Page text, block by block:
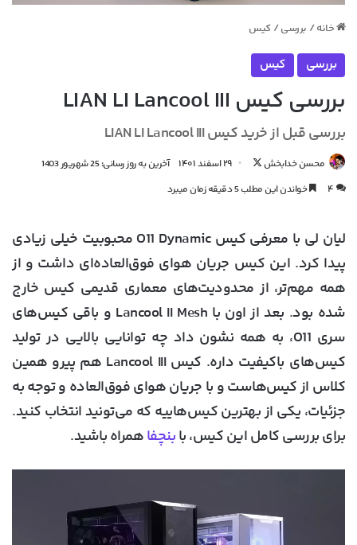
خانه / بررسی / کیس
بررسی کیس
بررسی کیس LIAN LI Lancool III
بررسی قبل از خرید کیس LIAN LI Lancool III
محسن خدابخش
دنبال
کردن
۲۹ اسفند ۱۴۰۱
آخرین به روز رسانی: 25 شهریور 1403
۴
خواندن این مطلب 5 دقیقه زمان میبرد
لیان لی با معرفی کیس O11 Dynamic محبوبیت خیلی زیادی
پیدا کرد. این کیس جریان هوای فوق‌العاده‌ای داشت و از
همه مهم‌تر، از محدودیت‌های معماری قدیمی کیس خارج
شده بود. بعد از اون با Lancool II Mesh و باقی کیس‌های
سری O11، به همه نشون داد چه توانایی بالایی در تولید
کیس‌های باکیفیت داره. کیس Lancool III هم پیرو همین
کلاس از کیس‌هاست و با جریان هوای فوق‌العاده و توجه به
جزئیات، یکی از بهترین کیس‌هاییه که می‌تونید انتخاب کنید.
برای بررسی کامل این کیس، بابنچفاهمراه باشید.